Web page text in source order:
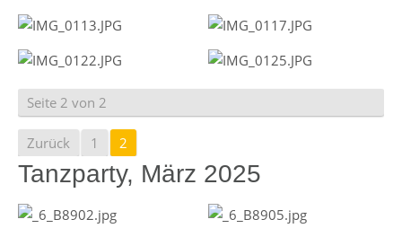
Seite 2 von 2
Zurück 1 2
Tanzparty, März 2025